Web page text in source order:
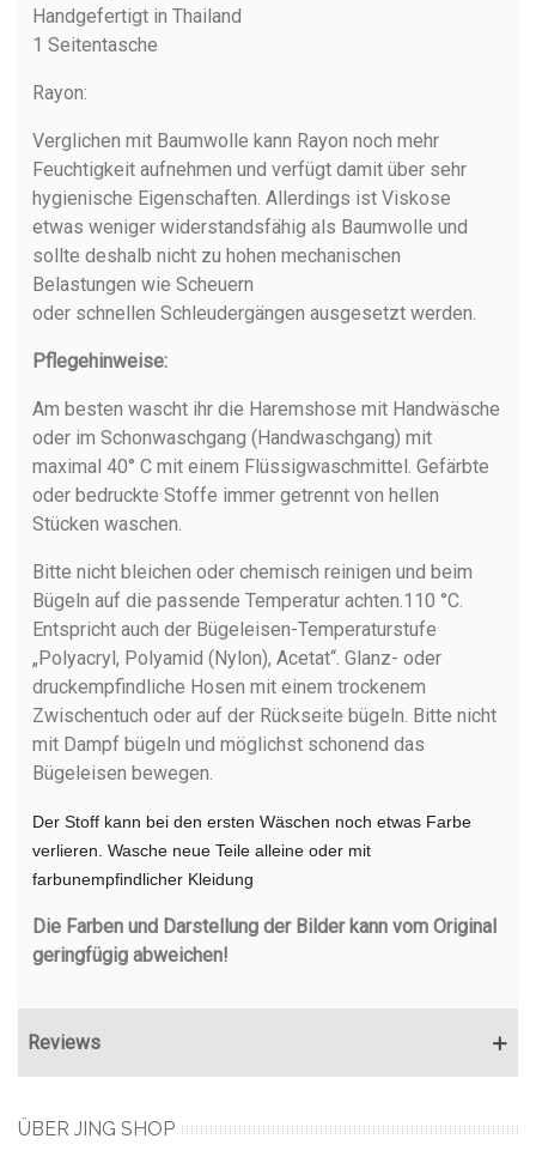
Handgefertigt in Thailand
1 Seitentasche
Rayon:
Verglichen mit Baumwolle kann Rayon noch mehr
Feuchtigkeit aufnehmen und verfügt damit über sehr
hygienische Eigenschaften. Allerdings ist Viskose
etwas weniger widerstandsfähig als Baumwolle und
sollte deshalb nicht zu hohen mechanischen
Belastungen wie Scheuern
oder schnellen Schleudergängen ausgesetzt werden.
Pflegehinweise:
Am besten wascht ihr die Haremshose mit Handwäsche
oder im Schonwaschgang (Handwaschgang) mit
maximal 40° C mit einem Flüssigwaschmittel. Gefärbte
oder bedruckte Stoffe immer getrennt von hellen
Stücken waschen.
Bitte nicht bleichen oder chemisch reinigen und beim
Bügeln auf die passende Temperatur achten.110 °C.
Entspricht auch der Bügeleisen-Temperaturstufe
„Polyacryl, Polyamid (Nylon), Acetat“. Glanz- oder
druckempfindliche Hosen mit einem trockenem
Zwischentuch oder auf der Rückseite bügeln. Bitte nicht
mit Dampf bügeln und möglichst schonend das
Bügeleisen bewegen.
Der Stoff kann bei den ersten Wäschen noch etwas Farbe
verlieren. Wasche neue Teile alleine oder mit
farbunempfindlicher Kleidung
Die Farben und Darstellung der Bilder kann vom Original
geringfügig abweichen!
Reviews
ÜBER JING SHOP